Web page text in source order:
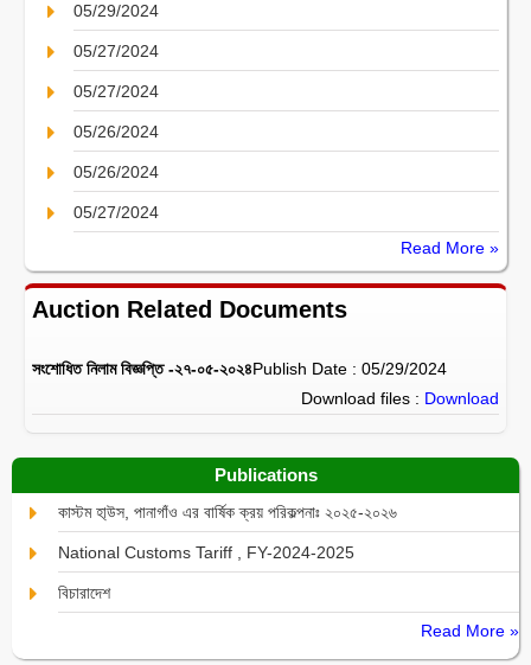
05/29/2024
05/27/2024
05/27/2024
05/26/2024
05/26/2024
05/27/2024
Read More »
Auction Related Documents
সংশোধিত নিলাম বিজ্ঞপ্তি -২৭-০৫-২০২৪Publish Date : 05/29/2024
Download files : Download
Publications
কাস্টম হা্উস, পানাগাঁও এর বার্ষিক ক্রয় পরিকল্পনাঃ ২০২৫-২০২৬
National Customs Tariff , FY-2024-2025
বিচারাদেশ
Read More »